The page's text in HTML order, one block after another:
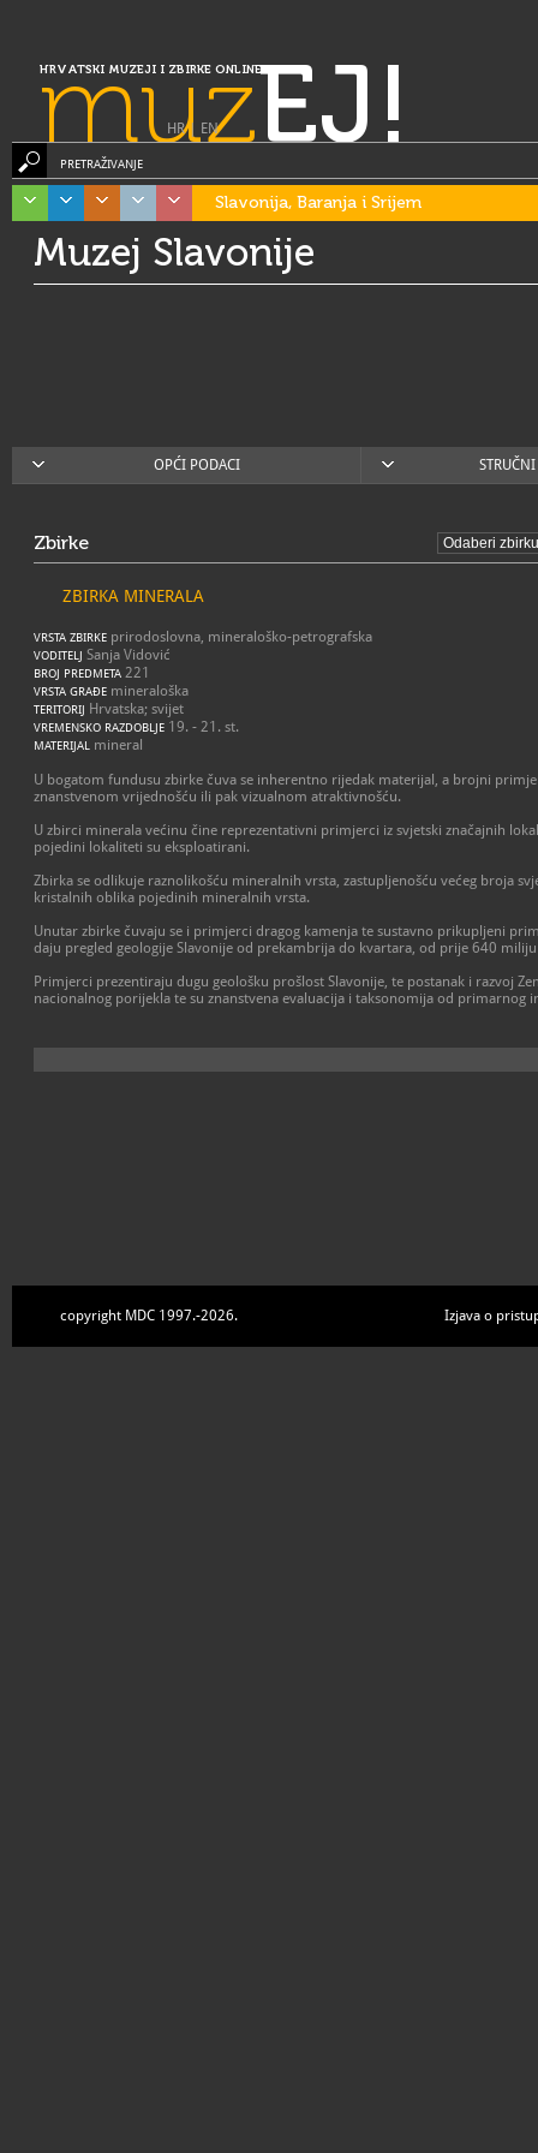
HRVATSKI MUZEJI I ZBIRKE ONLINE
muzEJ!
HR| EN
PRETRAŽIVANJE
Slavonija, Baranja i Srijem
Muzej Slavonije
OPĆI PODACI
Zbirke
ZBIRKA MINERALA
VRSTA ZBIRKE prirodoslovna, mineraloško-petrografska
VODITELJ Sanja Vidović
BROJ PREDMETA 221
VRSTA GRAĐE mineraloška
TERITORIJ Hrvatska; svijet
VREMENSKO RAZDOBLJE 19. - 21. st.
MATERIJAL mineral
U bogatom fundusu zbirke čuva se inherentno rijedak materijal, a brojni
znanstvenom vrijednošću ili pak vizualnom atraktivnošću.
U zbirci minerala većinu čine reprezentativni primjerci iz svjetski značajnih
pojedini lokaliteti su eksploatirani.
Zbirka se odlikuje raznolikošću mineralnih vrsta, zastupljenošću većeg broja
kristalnih oblika pojedinih mineralnih vrsta.
Unutar zbirke čuvaju se i primjerci dragog kamenja te sustavno prikupljeni
daju pregled geologije Slavonije od prekambrija do kvartara, od prije 640
Primjerci prezentiraju dugu geološku prošlost Slavonije, te postanak i razvoj
nacionalnog porijekla te su znanstvena evaluacija i taksonomija od primarnog
copyright MDC 1997.-2026. Izjava o